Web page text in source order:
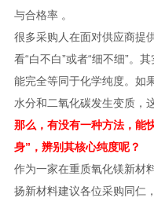
与合格率 。
很多采购人在面对供应商提
看“白不白”或者“细不细”。
能完全等同于化学纯度。如
水分和二氧化碳发生变质，
那么，有没有一种方法，能
身”，辨别其核心纯度呢？
作为一家在重质氧化镁新材
扬新材料建议各位采购同仁